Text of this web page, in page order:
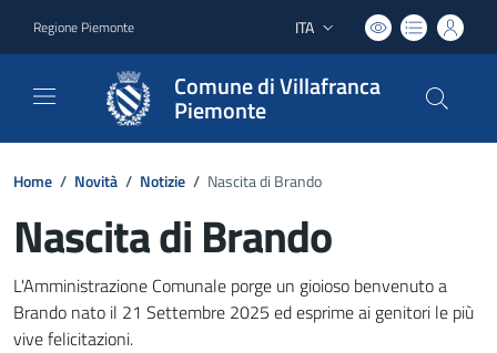
Regione Piemonte Lingua attiva:
ITA
Comune di Villafranca
Piemonte
Home / Novità / Notizie / Nascita di Brando
Nascita di Brando
Dettagli del documento
L'Amministrazione Comunale porge un gioioso benvenuto a
Brando nato il 21 Settembre 2025 ed esprime ai genitori le più
vive felicitazioni.